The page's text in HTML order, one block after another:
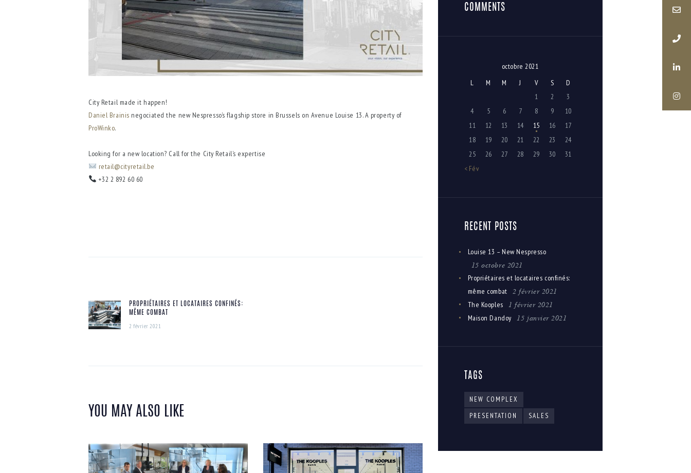
City Retail made it happen!
Daniel Brainis negociated the new Nespresso’s flagship store in Brussels on Avenue Louise 13. A property of
ProWinko.
Looking for a new location? Call for the City Retail’s expertise
retail@cityretail.be
+32 2 892 60 60
L’ARTICLE
Previous
PROPRIÉTAIRES ET LOCATAIRES CONFINÉS:
MÊME COMBAT
2 février 2021
YOU MAY ALSO LIKE
COMMENTS
octobre 2021
L
M M J V S D
« Fév
1 2
3
4
5 6 7 8 9
10
11
12 13 14 15 16
17
18
19 20 21 22 23
24
25
26 27 28 29 30 31
RECENT POSTS
Louise 13 – New Nespresso
15 octobre 2021
Propriétaires et locataires confinés:
même combat
2 février 2021
The Kooples 1 février 2021
Maison Dandoy 15 janvier 2021
TAGS
NEW COMPLEX
PRESENTATION
SALES